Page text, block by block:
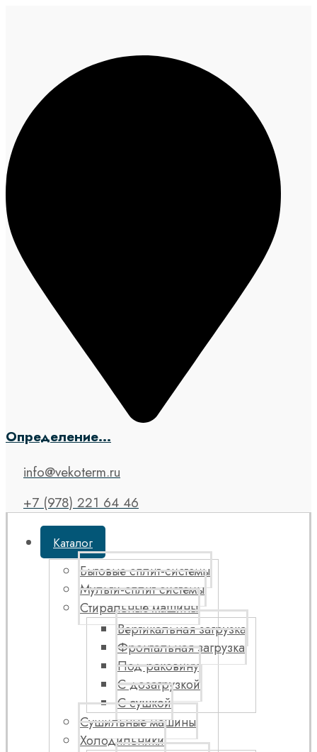
Определение...
info@vekoterm.ru
+7 (978) 221 64 46
Каталог
Бытовые сплит-системы
Мульти-сплит системы
Стиральные машины
Вертикальная загрузка
Фронтальная загрузка
Под раковину
С дозагрузкой
С сушкой
Сушильные машины
Холодильники